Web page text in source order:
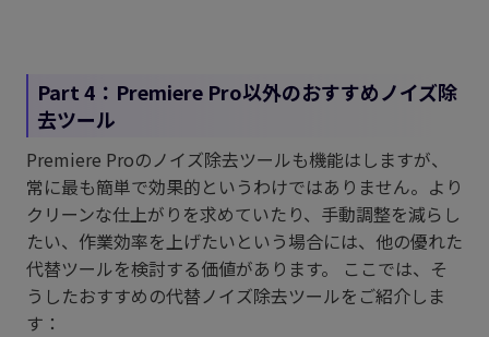
Part 4：Premiere Pro以外のおすすめノイズ除
去ツール
Premiere Proのノイズ除去ツールも機能はしますが、
常に最も簡単で効果的というわけではありません。より
クリーンな仕上がりを求めていたり、手動調整を減らし
たい、作業効率を上げたいという場合には、他の優れた
代替ツールを検討する価値があります。 ここでは、そ
うしたおすすめの代替ノイズ除去ツールをご紹介しま
す：